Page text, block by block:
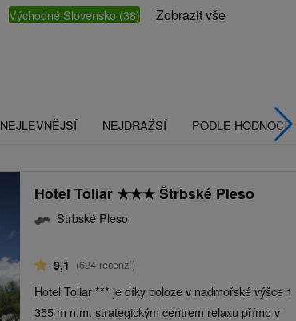
Východné Slovensko (38) Zobrazit vše
NEJLEVNĚJŠÍ NEJDRAŽŠÍ PODLE HODNOCENÍ
Hotel Toliar ★★★ Štrbské Pleso
Štrbské Pleso
9,1 (624 recenzí)
Hotel Toliar *** je díky poloze v nadmořské výšce 1
355 m n.m. strategickým centrem relaxu přímo v